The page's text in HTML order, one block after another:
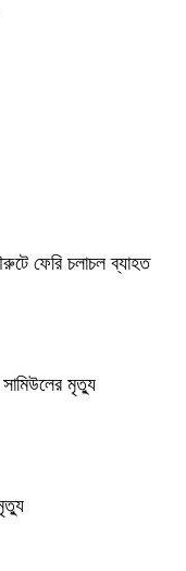
ফেরি চলাচল ব্যাহত
সামিউলের মৃত্যু